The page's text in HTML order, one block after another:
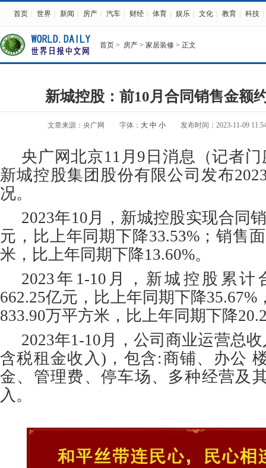
首页 世界 新闻 房产 汽车 财经 体育 娱乐 文化 教育 科技
首页 > 房产 > 家居装修 > 正文
新城控股：前10月合同销售金额
文章来源：央广网 字体： 大 中 小 发布时间：2023-11-09
央广网北京11月9日消息（记者
新城控股集团股份有限公司发布
况。
2023年10月，新城控股实现合同
元，比上年同期下降33.53%；销售
米，比上年同期下降13.60%。
2023年1-10月，新城控股累
662.25亿元，比上年同期下降35.67%
833.90万平方米，比上年同期下降
2023年1-10月，公司商业运营总
含税租金收入)，包含:商铺、办公
金、管理费、停车场、多种经营及
入。